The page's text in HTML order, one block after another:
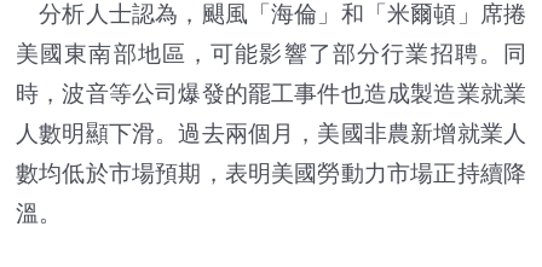
分析人士認為，颶風「海倫」和「米爾頓」席捲
美國東南部地區，可能影響了部分行業招聘。同
時，波音等公司爆發的罷工事件也造成製造業就業
人數明顯下滑。過去兩個月，美國非農新增就業人
數均低於市場預期，表明美國勞動力市場正持續降
溫。